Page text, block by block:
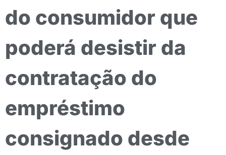
do consumidor que
poderá desistir da
contratação do
empréstimo
consignado desde